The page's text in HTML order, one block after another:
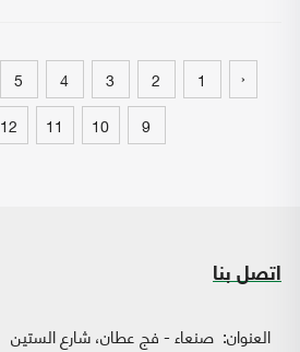
‹
1
2
3
4
5
9
10
11
12
اتصل بنا
العنوان: صنعاء - فج عطان، شارع الستين